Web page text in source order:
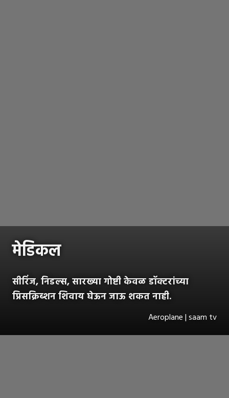
मेडिकल
सीरिंज, निडल्स, सारख्या गोष्टी केवळ डॉक्टरांच्या
प्रिसक्रिब्शन शिवाय घेऊन जाऊ शकत नाही.
Aeroplane | saam tv